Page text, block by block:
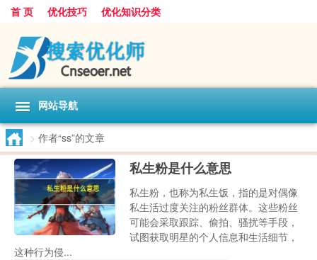
首 页 优化技巧 优化知识分类
网站导航
> 作者“ss”的文章
私生粉是什么意思
私生粉，也称为私生饭，指的是对偶像
私生活过度关注的粉丝群体。这些粉丝
可能会采取跟踪、偷拍、骚扰等手段，
试图获取明星的个人信息和生活细节，
这种行为侵...